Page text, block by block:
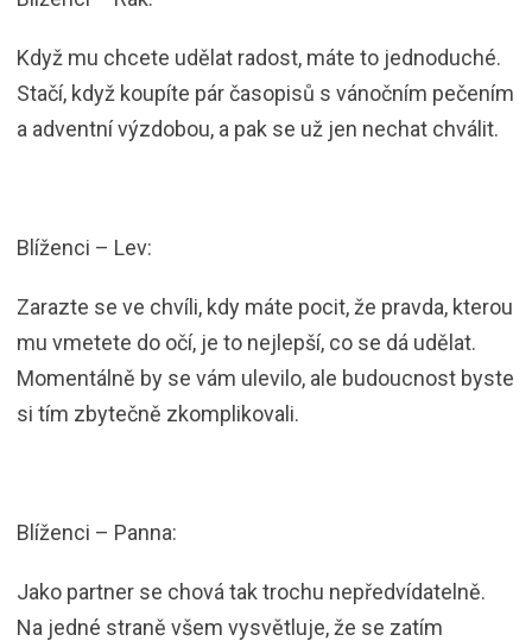
Když mu chcete udělat radost, máte to jednoduché.
Stačí, když koupíte pár časopisů s vánočním pečením
a adventní výzdobou, a pak se už jen nechat chválit.
Blíženci – Lev:
Zarazte se ve chvíli, kdy máte pocit, že pravda, kterou
mu vmetete do očí, je to nejlepší, co se dá udělat.
Momentálně by se vám ulevilo, ale budoucnost byste
si tím zbytečně zkomplikovali.
Blíženci – Panna:
Jako partner se chová tak trochu nepředvídatelně.
Na jedné straně všem vysvětluje, že se zatím